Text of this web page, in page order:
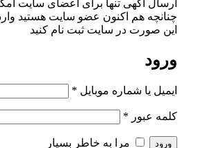
ارسال آگهی تنها برای اعضای سایت
چنانچه هم‌ اکنون عضو سایت هستید
این صورت در سایت ثبت نام کنید
ورود
ایمیل یا شماره موبایل *
کلمه عبور *
ورود مرا به خاطر بسپار